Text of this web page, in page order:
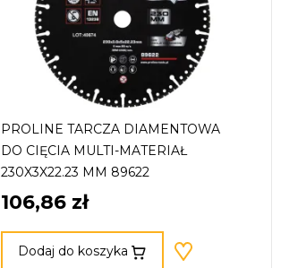
PROLINE TARCZA DIAMENTOWA
DO CIĘCIA MULTI-MATERIAŁ
230X3X22.23 MM 89622
106,86 zł
Dodaj do koszyka